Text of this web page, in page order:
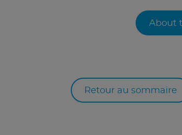
About
Retour au sommaire